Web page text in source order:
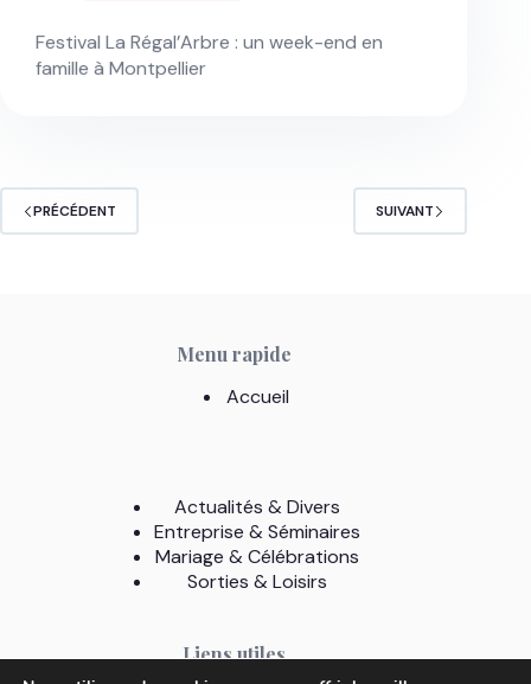
Festival La Régal’Arbre : un week-end en
famille à Montpellier
PRÉCÉDENT SUIVANT
Menu rapide
Accueil
Actualités & Divers
Entreprise & Séminaires
Mariage & Célébrations
Sorties & Loisirs
Liens utiles